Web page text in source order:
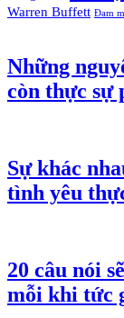
Warren Buffett Đam
Những
còn thực sự
Sự khác
tình yêu
20 câu nói
mỗi khi tức